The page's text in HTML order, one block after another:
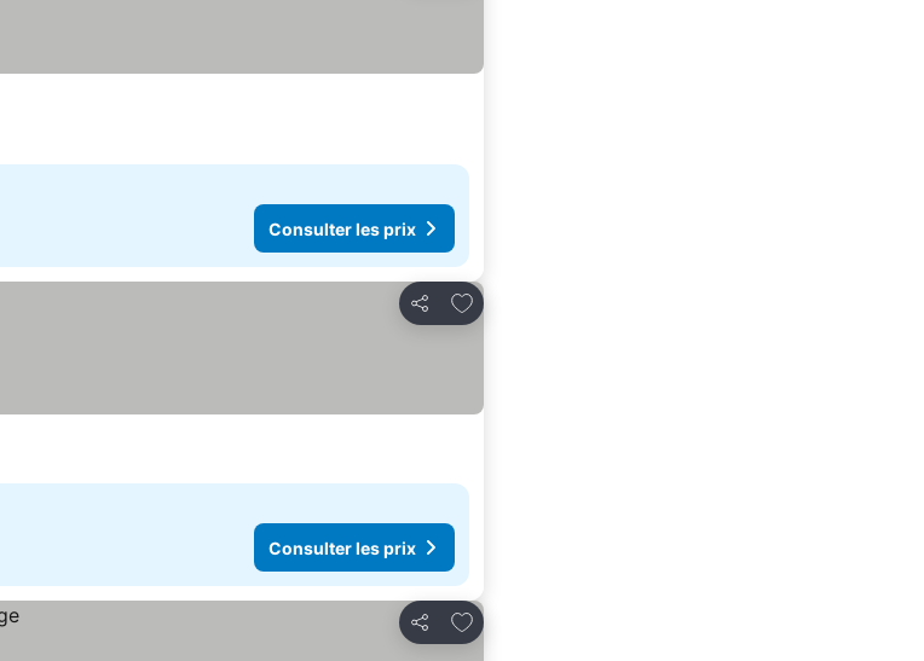
Consulter les prix
Partager
Ajouter à mes favoris
Consulter les prix
Partager
Ajouter à mes favoris